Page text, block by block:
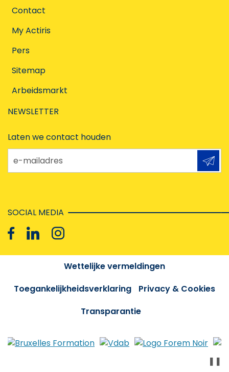
Contact
My Actiris
Pers
Sitemap
Arbeidsmarkt
NEWSLETTER
Laten we contact houden
e-mailadres
SOCIAL MEDIA
Wettelijke vermeldingen
Toegankelijkheidsverklaring
Privacy & Cookies
Transparantie
❚❚